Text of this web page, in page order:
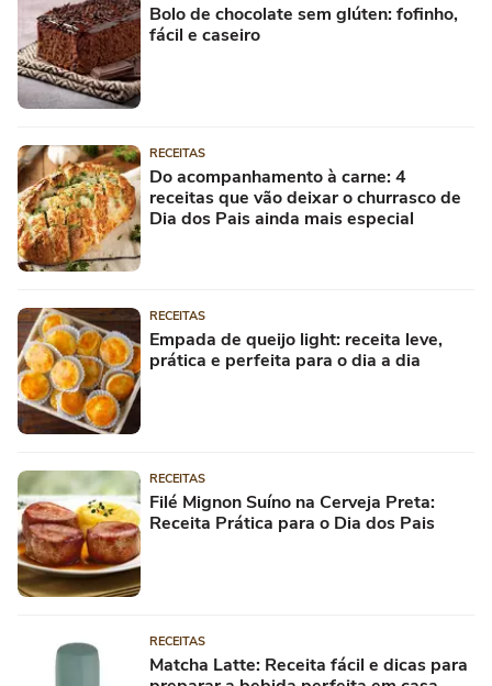
Bolo de chocolate sem glúten: fofinho,
fácil e caseiro
RECEITAS
Do acompanhamento à carne: 4
receitas que vão deixar o churrasco de
Dia dos Pais ainda mais especial
RECEITAS
Empada de queijo light: receita leve,
prática e perfeita para o dia a dia
RECEITAS
Filé Mignon Suíno na Cerveja Preta:
Receita Prática para o Dia dos Pais
RECEITAS
Matcha Latte: Receita fácil e dicas para